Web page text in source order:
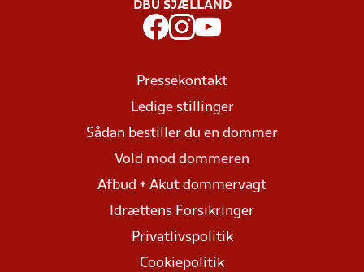
DBU SJÆLLAND
Pressekontakt
Ledige stillinger
Sådan bestiller du en dommer
Vold mod dommeren
Afbud + Akut dommervagt
Idrættens Forsikringer
Privatlivspolitik
Cookiepolitik